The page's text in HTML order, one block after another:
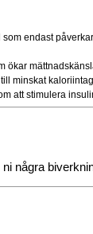
endast
ökar
minskat
att stimulera
några